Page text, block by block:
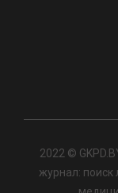
2022 ©
журнал: поиск